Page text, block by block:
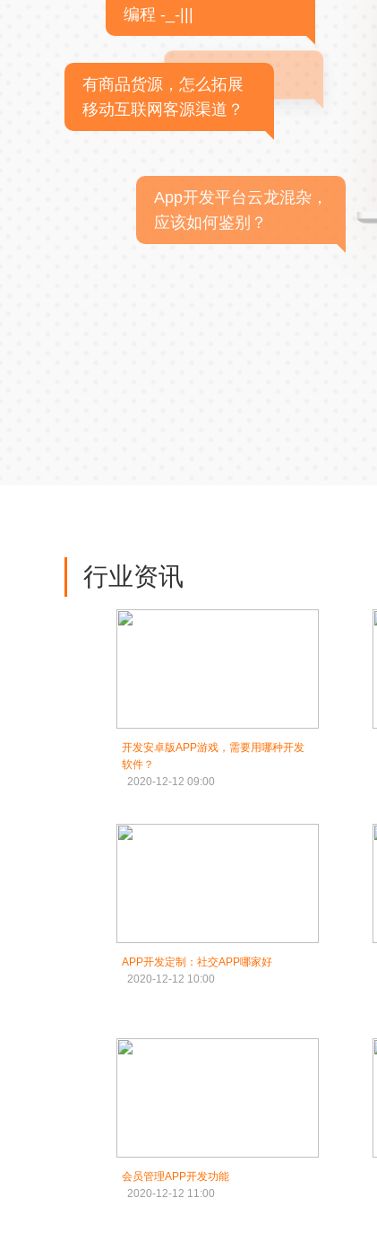
编程 -_-|||
有商品货源，怎么拓展
移动互联网客源渠道？
App开发平台云龙混杂，
应该如何鉴别？
行业资讯
开发安卓版APP游戏，需要用哪种开发
软件？
2020-12-12 09:00
APP开发定制：社交APP哪家好
2020-12-12 10:00
会员管理APP开发功能
2020-12-12 11:00